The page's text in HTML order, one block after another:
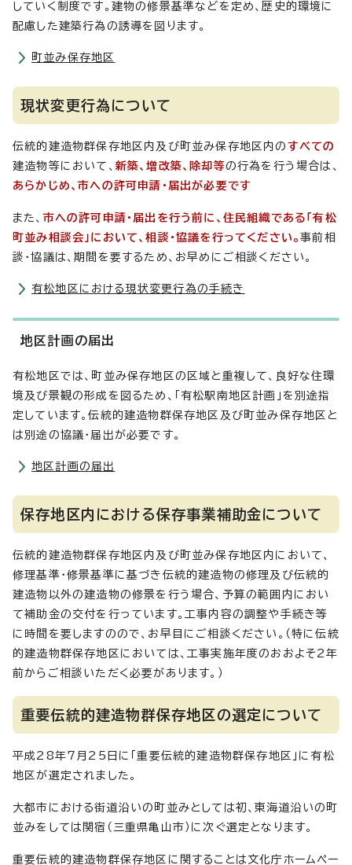
していく制度です。建物の修景基準などを定め、歴史的環境に
配慮した建築行為の誘導を図ります。
町並み保存地区
現状変更行為について
伝統的建造物群保存地区内及び町並み保存地区内の すべての
建造物等において、 新築、増改築、除却等の行為を行う場合は、
あらかじめ、市への許可申請・届出が必要です
また、 市への許可申請・届出を行う前に、住民組織である「有松
町並み相談会」において、相談・協議を行ってください。事前相
談・協議は、期間を要するため、お早めにご相談ください。
有松地区における現状変更行為の手続き
地区計画の届出
有松地区では、町並み保存地区の区域と重複して、良好な住環
境及び景観の形成を図るため、「有松駅南地区計画」を別途指
定しています。伝統的建造物群保存地区及び町並み保存地区と
は別途の協議・届出が必要です。
地区計画の届出
保存地区内における保存事業補助金について
伝統的建造物群保存地区内及び町並み保存地区内において、
修理基準・修景基準に基づき伝統的建造物の修理及び伝統的
建造物以外の建造物の修景を行う場合、予算の範囲内におい
て補助金の交付を行っています。工事内容の調整や手続き等
に時間を要しますのので、お早目にご相談ください。（特に伝統
的建造物群保存地区においては、工事実施年度のおおよそ2年
前からご相談いただく必要があります。）
重要伝統的建造物群保存地区の選定について
平成28年7月25日に「重要伝統的建造物群保存地区」に有松
地区が選定されました。
大都市における街道沿いの町並みとしては初、東海道沿いの町
並みをしては関宿（三重県亀山市）に次ぐ選定となります。
重要伝統的建造物群保存地区に関することは文化庁ホームペー